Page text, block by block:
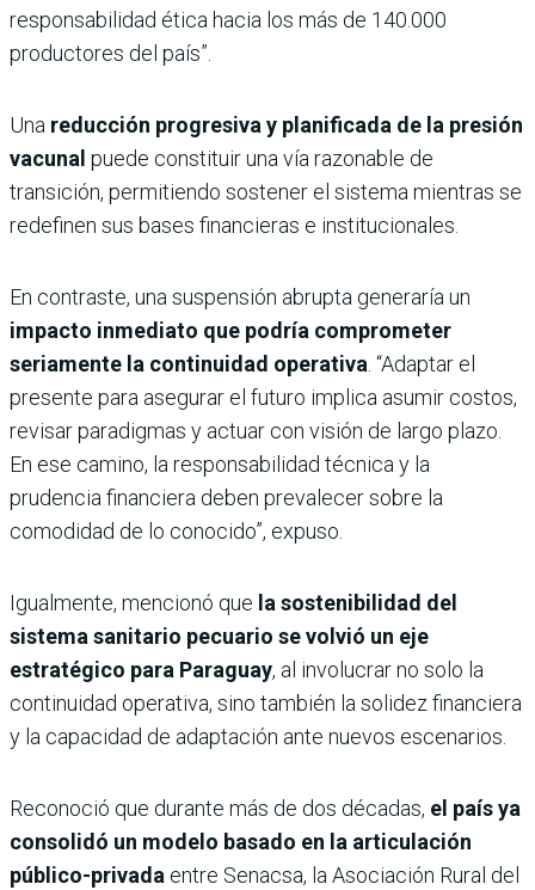
responsabilidad ética hacia los más de 140.000
productores del país”.
Una reducción progresiva y planificada de la presión
vacunal puede constituir una vía razonable de
transición, permitiendo sostener el sistema mientras se
redefinen sus bases financieras e institucionales.
En contraste, una suspensión abrupta generaría un
impacto inmediato que podría comprometer
seriamente la continuidad operativa. “Adaptar el
presente para asegurar el futuro implica asumir costos,
revisar paradigmas y actuar con visión de largo plazo.
En ese camino, la responsabilidad técnica y la
prudencia financiera deben prevalecer sobre la
comodidad de lo conocido”, expuso.
Igualmente, mencionó que la sostenibilidad del
sistema sanitario pecuario se volvió un eje
estratégico para Paraguay, al involucrar no solo la
continuidad operativa, sino también la solidez financiera
y la capacidad de adaptación ante nuevos escenarios.
Reconoció que durante más de dos décadas, el país ya
consolidó un modelo basado en la articulación
público-privada entre Senacsa, la Asociación Rural del